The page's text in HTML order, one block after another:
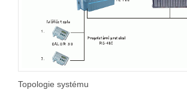
Topologie systému